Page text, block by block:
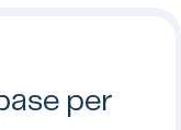
per